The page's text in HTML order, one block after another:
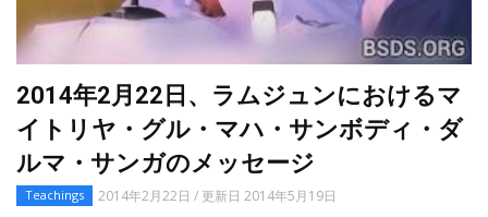
2014年2月22日、ラムジュンにおけるマ
イトリヤ・グル・マハ・サンボディ・ダ
ルマ・サンガのメッセージ
Teachings
2014年2月22日 / 更新日 2014年5月19日